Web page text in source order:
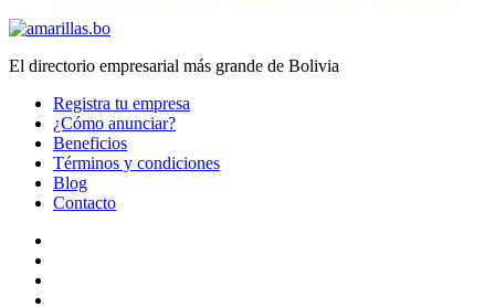
El directorio empresarial más grande de Bolivia
Registra tu empresa
¿Cómo anunciar?
Beneficios
Términos y condiciones
Blog
Contacto